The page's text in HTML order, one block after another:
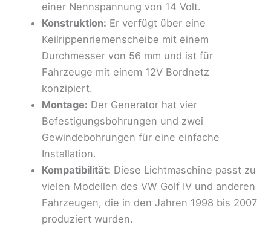
einer Nennspannung von 14 Volt.
Konstruktion: Er verfügt über eine
Keilrippenriemenscheibe mit einem
Durchmesser von 56 mm und ist für
Fahrzeuge mit einem 12V Bordnetz
konzipiert.
Montage: Der Generator hat vier
Befestigungsbohrungen und zwei
Gewindebohrungen für eine einfache
Installation.
Kompatibilität: Diese Lichtmaschine passt zu
vielen Modellen des VW Golf IV und anderen
Fahrzeugen, die in den Jahren 1998 bis 2007
produziert wurden.